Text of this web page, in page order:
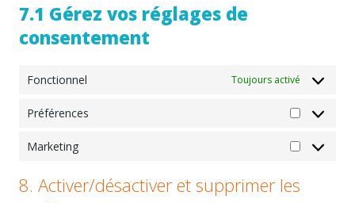
7.1 Gérez vos réglages de
consentement
Fonctionnel Toujours activé
Préférences
Marketing
Marketing
8. Activer/désactiver et supprimer les